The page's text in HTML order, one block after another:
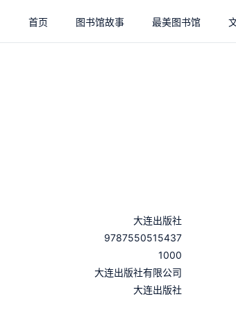
首页 图书馆故事 最美图书馆
大连出版社
9787550515437
1000
大连出版社有限公司
大连出版社